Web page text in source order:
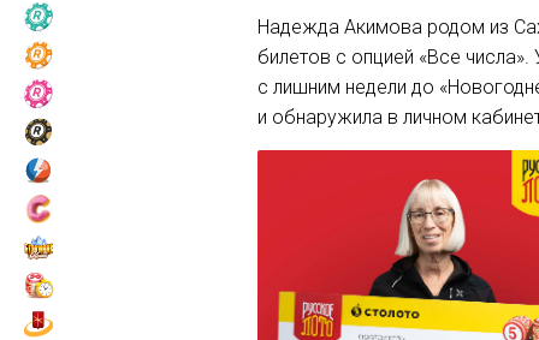
Надежда Акимова родом из
билетов с опцией «Все
с лишним недели до
и обнаружила в личном